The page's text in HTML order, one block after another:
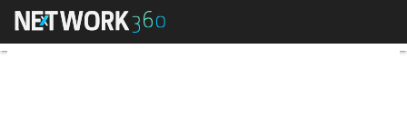
A l’Aquila EDU Day 2017,